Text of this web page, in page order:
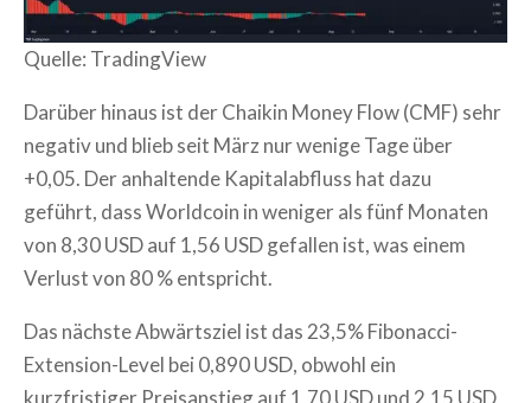
Quelle: TradingView
Darüber hinaus ist der Chaikin Money Flow (CMF) sehr
negativ und blieb seit März nur wenige Tage über
+0,05. Der anhaltende Kapitalabfluss hat dazu
geführt, dass Worldcoin in weniger als fünf Monaten
von 8,30 USD auf 1,56 USD gefallen ist, was einem
Verlust von 80 % entspricht.
Das nächste Abwärtsziel ist das 23,5% Fibonacci-
Extension-Level bei 0,890 USD, obwohl ein
kurzfristiger Preisanstieg auf 1,70 USD und 2,15 USD